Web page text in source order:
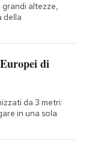
altezze,
della
di
da 3 metri:
in una sola